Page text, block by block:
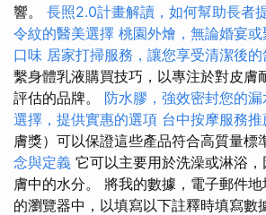
響。 長照2.0計畫解讀，如何幫助長者
令紋的醫美選擇 桃園外燴，無論婚宴
口味 居家打掃服務，讓您享受清潔後
繫身體乳液購買技巧，以專注於對皮膚
評估的品牌。 防水膠，強效密封您的漏
選擇，提供實惠的選項 台中按摩服務推
膚獎）可以保證這些產品符合高質量標
念與定義 它可以主要用於洗澡或淋浴
膚中的水分。 將我的數據，電子郵件
的瀏覽器中，以填寫以下註釋時填寫數